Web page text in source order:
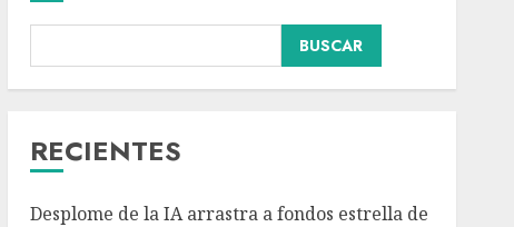
BUSCAR
RECIENTES
Desplome de la IA arrastra a fondos estrella de
3
Fallece Carlos Garfias
Merlos, arzobispo
Internacional